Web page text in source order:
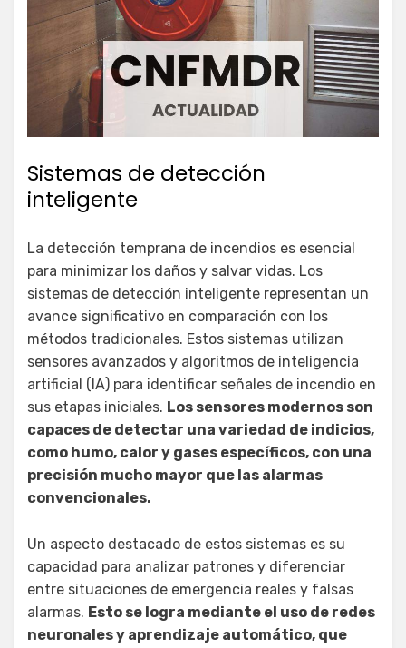
Sistemas de detección
inteligente
La detección temprana de incendios es esencial
para minimizar los daños y salvar vidas. Los
sistemas de detección inteligente representan un
avance significativo en comparación con los
métodos tradicionales. Estos sistemas utilizan
sensores avanzados y algoritmos de inteligencia
artificial (IA) para identificar señales de incendio en
sus etapas iniciales. Los sensores modernos son
capaces de detectar una variedad de indicios,
como humo, calor y gases específicos, con una
precisión mucho mayor que las alarmas
convencionales.
Un aspecto destacado de estos sistemas es su
capacidad para analizar patrones y diferenciar
entre situaciones de emergencia reales y falsas
alarmas. Esto se logra mediante el uso de redes
neuronales y aprendizaje automático, que